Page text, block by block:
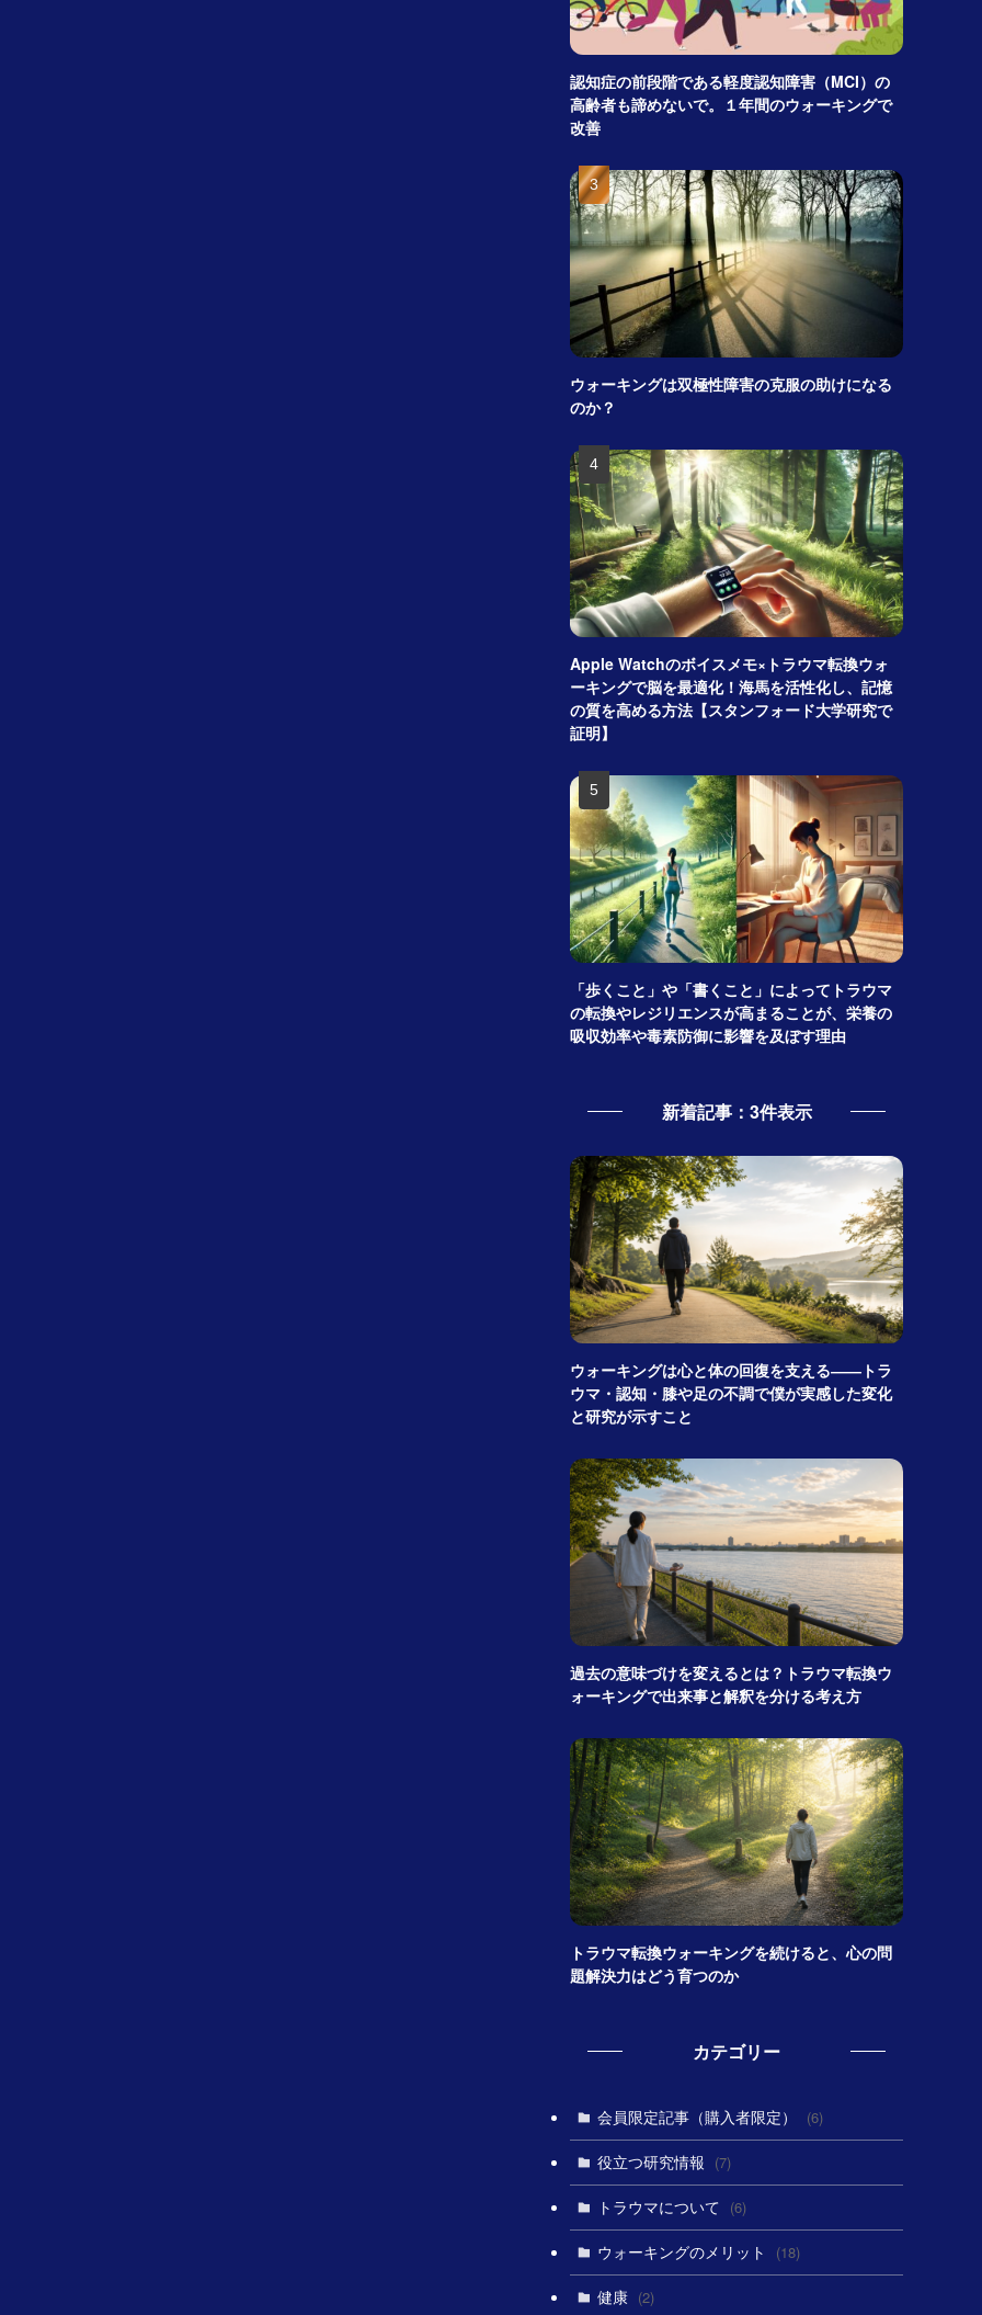
認知症の前段階である軽度認知障害（MCI）の
高齢者も諦めないで。１年間のウォーキングで
改善
ウォーキングは双極性障害の克服の助けになる
のか？
Apple Watchのボイスメモ×トラウマ転換ウォ
ーキングで脳を最適化！海馬を活性化し、記憶
の質を高める方法【スタンフォード大学研究で
証明】
「歩くこと」や「書くこと」によってトラウマ
の転換やレジリエンスが高まることが、栄養の
吸収効率や毒素防御に影響を及ぼす理由
新着記事：3件表示
ウォーキングは心と体の回復を支える――トラ
ウマ・認知・膝や足の不調で僕が実感した変化
と研究が示すこと
過去の意味づけを変えるとは？トラウマ転換ウ
ォーキングで出来事と解釈を分ける考え方
トラウマ転換ウォーキングを続けると、心の問
題解決力はどう育つのか
カテゴリー
会員限定記事（購入者限定） (6)
役立つ研究情報 (7)
トラウマについて (6)
ウォーキングのメリット (18)
健康 (2)